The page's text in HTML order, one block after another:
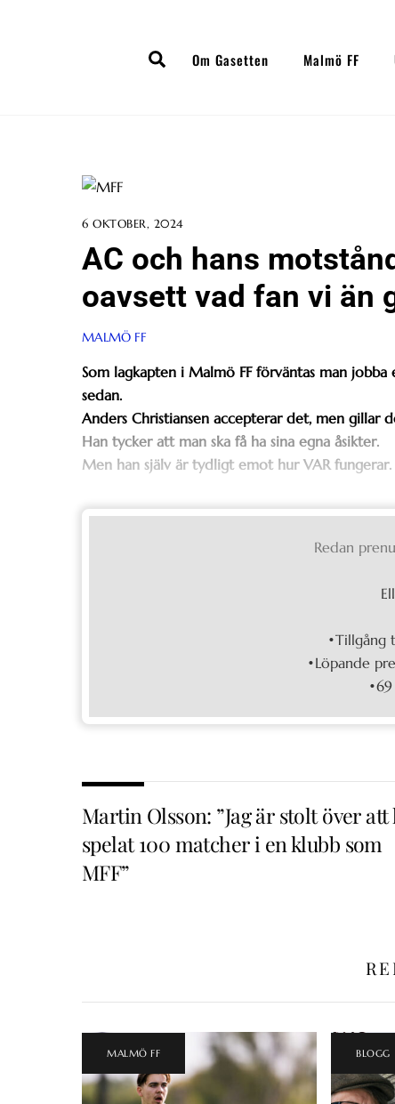
SearchOm Gasetten Malmö FF
6 OKTOBER, 2024
AC och hans
oavsett vad fan vi än
MALMÖ FF
Som lagkapten i Malmö FF förväntas man
sedan.
Anders Christiansen accepterar det, men gillar
Han tycker att man ska få ha sina egna åsikter.
Men han själv är tydligt emot hur VAR fungerar.
Redan
•Tillgång
•Löpande
Martin Olsson: ”Jag är stolt över att
spelat 100 matcher i en klubb som
MFF”
MALMÖ FF BLOGG